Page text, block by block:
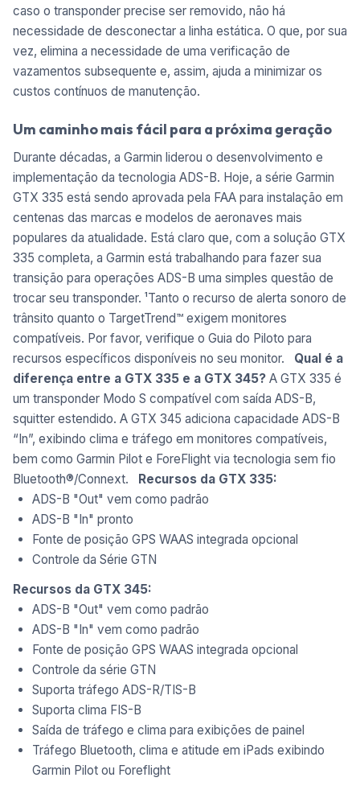
caso o transponder precise ser removido, não há
necessidade de desconectar a linha estática. O que, por sua
vez, elimina a necessidade de uma verificação de
vazamentos subsequente e, assim, ajuda a minimizar os
custos contínuos de manutenção.
Um caminho mais fácil para a próxima geração
Durante décadas, a Garmin liderou o desenvolvimento e
implementação da tecnologia ADS-B. Hoje, a série Garmin
GTX 335 está sendo aprovada pela FAA para instalação em
centenas das marcas e modelos de aeronaves mais
populares da atualidade. Está claro que, com a solução GTX
335 completa, a Garmin está trabalhando para fazer sua
transição para operações ADS-B uma simples questão de
trocar seu transponder. ¹Tanto o recurso de alerta sonoro de
trânsito quanto o TargetTrend™ exigem monitores
compatíveis. Por favor, verifique o Guia do Piloto para
recursos específicos disponíveis no seu monitor. Qual é a
diferença entre a GTX 335 e a GTX 345? A GTX 335 é
um transponder Modo S compatível com saída ADS-B,
squitter estendido. A GTX 345 adiciona capacidade ADS-B
“In”, exibindo clima e tráfego em monitores compatíveis,
bem como Garmin Pilot e ForeFlight via tecnologia sem fio
Bluetooth®/Connext. Recursos da GTX 335:
ADS-B "Out" vem como padrão
ADS-B "In" pronto
Fonte de posição GPS WAAS integrada opcional
Controle da Série GTN
Recursos da GTX 345:
ADS-B "Out" vem como padrão
ADS-B "In" vem como padrão
Fonte de posição GPS WAAS integrada opcional
Controle da série GTN
Suporta tráfego ADS-R/TIS-B
Suporta clima FIS-B
Saída de tráfego e clima para exibições de painel
Tráfego Bluetooth, clima e atitude em iPads exibindo
Garmin Pilot ou Foreflight